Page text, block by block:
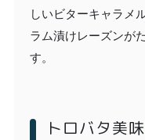
しいビターキャラメ
ラム漬けレーズンが
す。
トロバタ美